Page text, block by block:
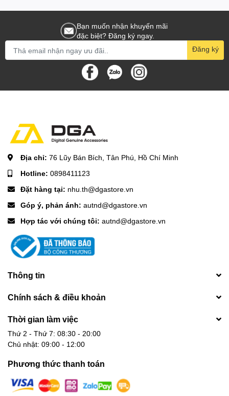
Bạn muốn nhận khuyến mãi
đặc biệt? Đăng ký ngay.
Đăng ký
Địa chỉ: 76 Lũy Bán Bích, Tân Phú, Hồ Chí Minh
Hotline: 0898411123
Đặt hàng tại: nhu.th@dgastore.vn
Góp ý, phản ánh: autnd@dgastore.vn
Hợp tác với chúng tôi: autnd@dgastore.vn
Thông tin
Chính sách & điều khoản
Thời gian làm việc
Thứ 2 - Thứ 7: 08:30 - 20:00
Chủ nhật: 09:00 - 12:00
Phương thức thanh toán